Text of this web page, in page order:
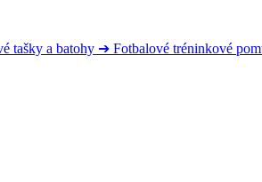
tašky a batohy ➔ Fotbalové tréninkové